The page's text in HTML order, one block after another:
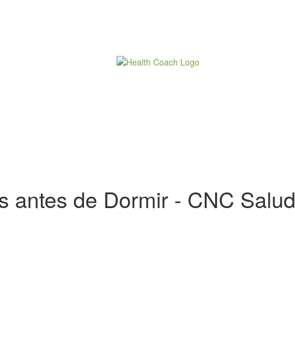
antes de Dormir - CNC Salud